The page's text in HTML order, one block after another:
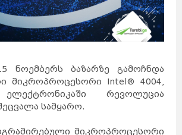
ნოემბერს ბაზარზე გამოჩნდა
მიკროპროცესორი Intel® 4004,
რევოლუცია
სამყარო.
მიკროპროცესორი